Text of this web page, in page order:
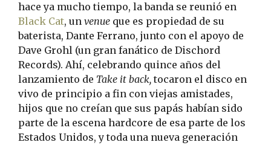
hace ya mucho tiempo, la banda se reunió en
Black Cat, un venue que es propiedad de su
baterista, Dante Ferrano, junto con el apoyo de
Dave Grohl (un gran fanático de Dischord
Records). Ahí, celebrando quince años del
lanzamiento de Take it back, tocaron el disco en
vivo de principio a fin con viejas amistades,
hijos que no creían que sus papás habían sido
parte de la escena hardcore de esa parte de los
Estados Unidos, y toda una nueva generación